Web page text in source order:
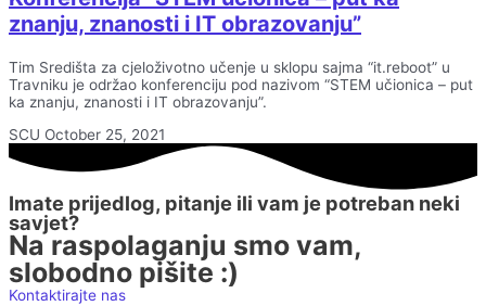
znanju, znanosti i IT obrazovanju”
Tim Središta za cjeloživotno učenje u sklopu sajma “it.reboot” u
Travniku je održao konferenciju pod nazivom “STEM učionica – put
ka znanju, znanosti i IT obrazovanju”.
SCU October 25, 2021
Imate prijedlog, pitanje ili vam je potreban neki
savjet?
Na raspolaganju smo vam,
slobodno pišite :)
Kontaktirajte nas